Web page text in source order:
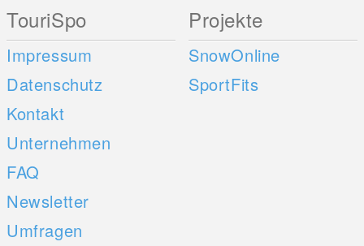
TouriSpo
Impressum
Datenschutz
Kontakt
Unternehmen
FAQ
Newsletter
Umfragen
Projekte
SnowOnline
SportFits